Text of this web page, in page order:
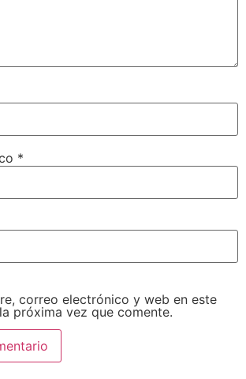
*
correo electrónico y web en este
próxima vez que comente.